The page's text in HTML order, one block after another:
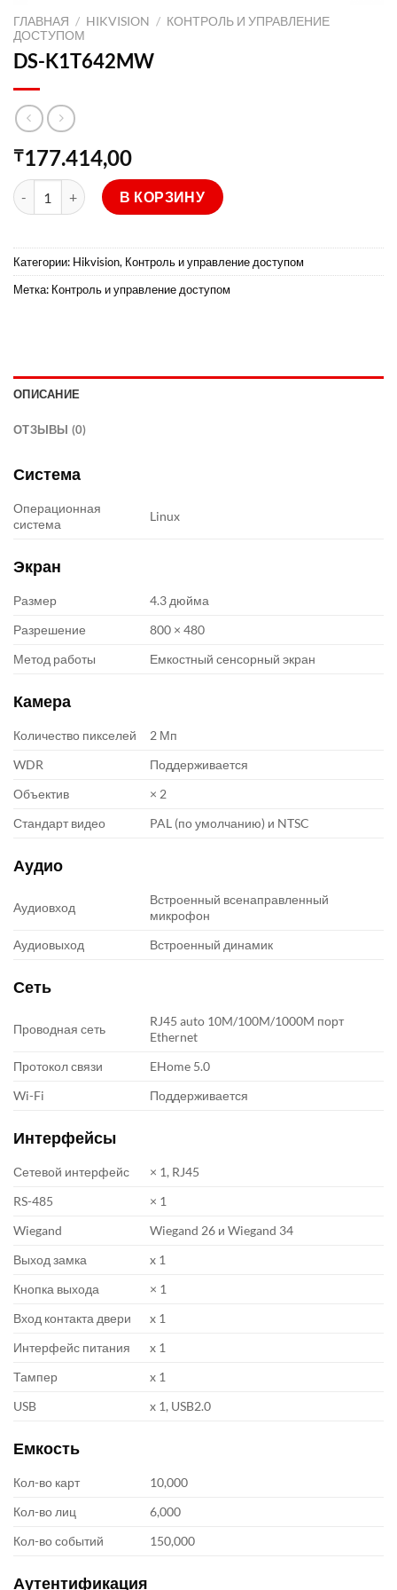
ГЛАВНАЯ / HIKVISION / КОНТРОЛЬ И УПРАВЛЕНИЕ
ДОСТУПОМ
DS-K1T642MW
₸177.414,00
Количество товара DS-K1T642MW
В КОРЗИНУ
Категории: Hikvision, Контроль и управление доступом
Метка: Контроль и управление доступом
ОПИСАНИЕ
ОТЗЫВЫ (0)
Система
Операционная
система
Linux
Экран
Размер
4.3 дюйма
Разрешение
800 × 480
Метод работы
Емкостный сенсорный экран
Камера
Количество пикселей
2 Мп
WDR
Поддерживается
Объектив
× 2
Стандарт видео
PAL (по умолчанию) и NTSC
Аудио
Аудиовход
Встроенный всенаправленный
микрофон
Аудиовыход
Встроенный динамик
Сеть
Проводная сеть
RJ45 auto 10M/100M/1000M порт
Ethernet
Протокол связи
EHome 5.0
Wi-Fi
Поддерживается
Интерфейсы
Сетевой интерфейс
× 1, RJ45
RS-485
× 1
Wiegand
Wiegand 26 и Wiegand 34
Выход замка
x 1
Кнопка выхода
× 1
Вход контакта двери
x 1
Интерфейс питания
x 1
Тампер
x 1
USB
x 1, USB2.0
Емкость
Кол-во карт
10,000
Кол-во лиц
6,000
Кол-во событий
150,000
Аутентификация